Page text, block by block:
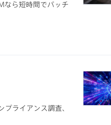
なら短時間でパッチ
ライアンス調査、